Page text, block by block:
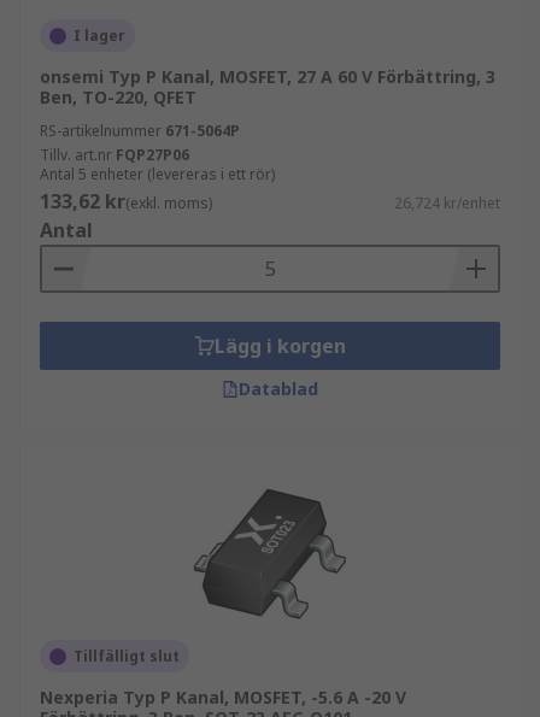
I lager
onsemi Typ P Kanal, MOSFET, 27 A 60 V Förbättring, 3
Ben, TO-220, QFET
RS-artikelnummer 671-5064P
Tillv. art.nr FQP27P06
Antal 5 enheter (levereras i ett rör)
133,62 kr(exkl. moms) 26,724 kr/enhet
Antal
Lägg i korgen
Datablad
Tillfälligt slut
Nexperia Typ P Kanal, MOSFET, -5.6 A -20 V